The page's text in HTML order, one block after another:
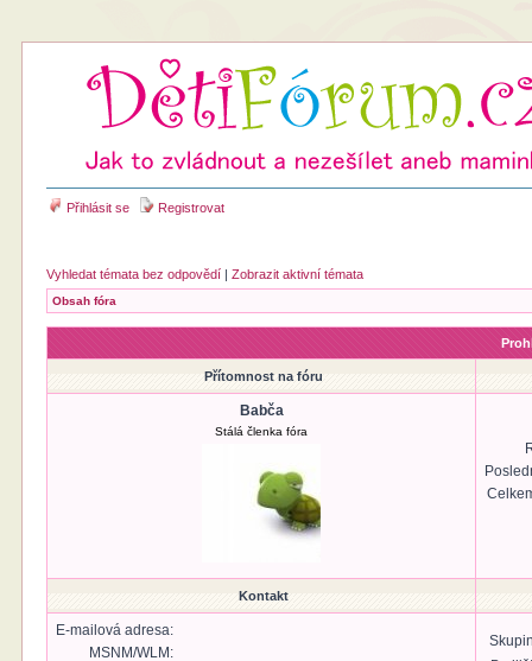
Přihlásit se Registrovat
Vyhledat témata bez odpovědí |Zobrazit aktivní témata
Obsah fóra
Přítomnost na fóru
Babča
Stálá členka fóra
Kontakt
E-mailová adresa:
MSNM/WLM: